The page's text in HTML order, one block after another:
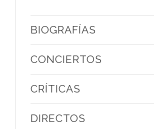
BIOGRAFÍAS
CONCIERTOS
CRÍTICAS
DIRECTOS